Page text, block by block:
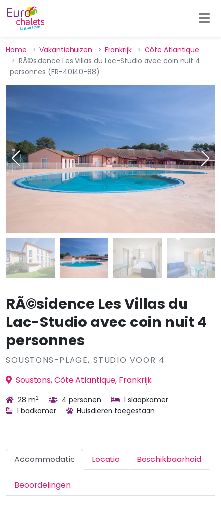
Home Vakantiehuizen Frankrijk
Côte Atlantique
RÃ©sidence Les Villas du Lac-Studio avec coin nuit 4
personnes (FR-40140-88)
RÃ©sidence Les Villas du
Lac-Studio avec coin nuit 4
personnes
SOUSTONS-PLAGE, STUDIO VOOR 4
Soustons, Côte Atlantique, Frankrijk
28 m2 4 personen
1 slaapkamer
1 badkamer
Huisdieren toegestaan
Accommodatie Locatie Beschikbaarheid
Beoordelingen